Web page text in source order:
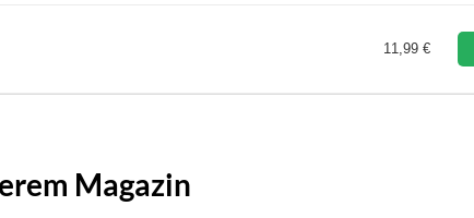
11,99 €
Magazin